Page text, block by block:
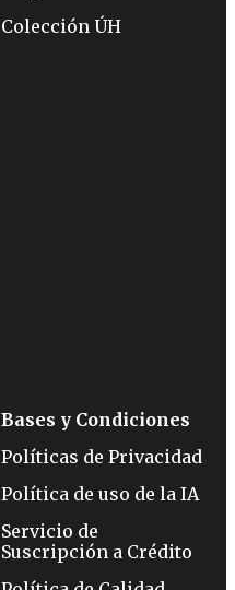
Colección ÚH
Bases y Condiciones
Políticas de Privacidad
Política de uso de la IA
Servicio de
Suscripción a Crédito